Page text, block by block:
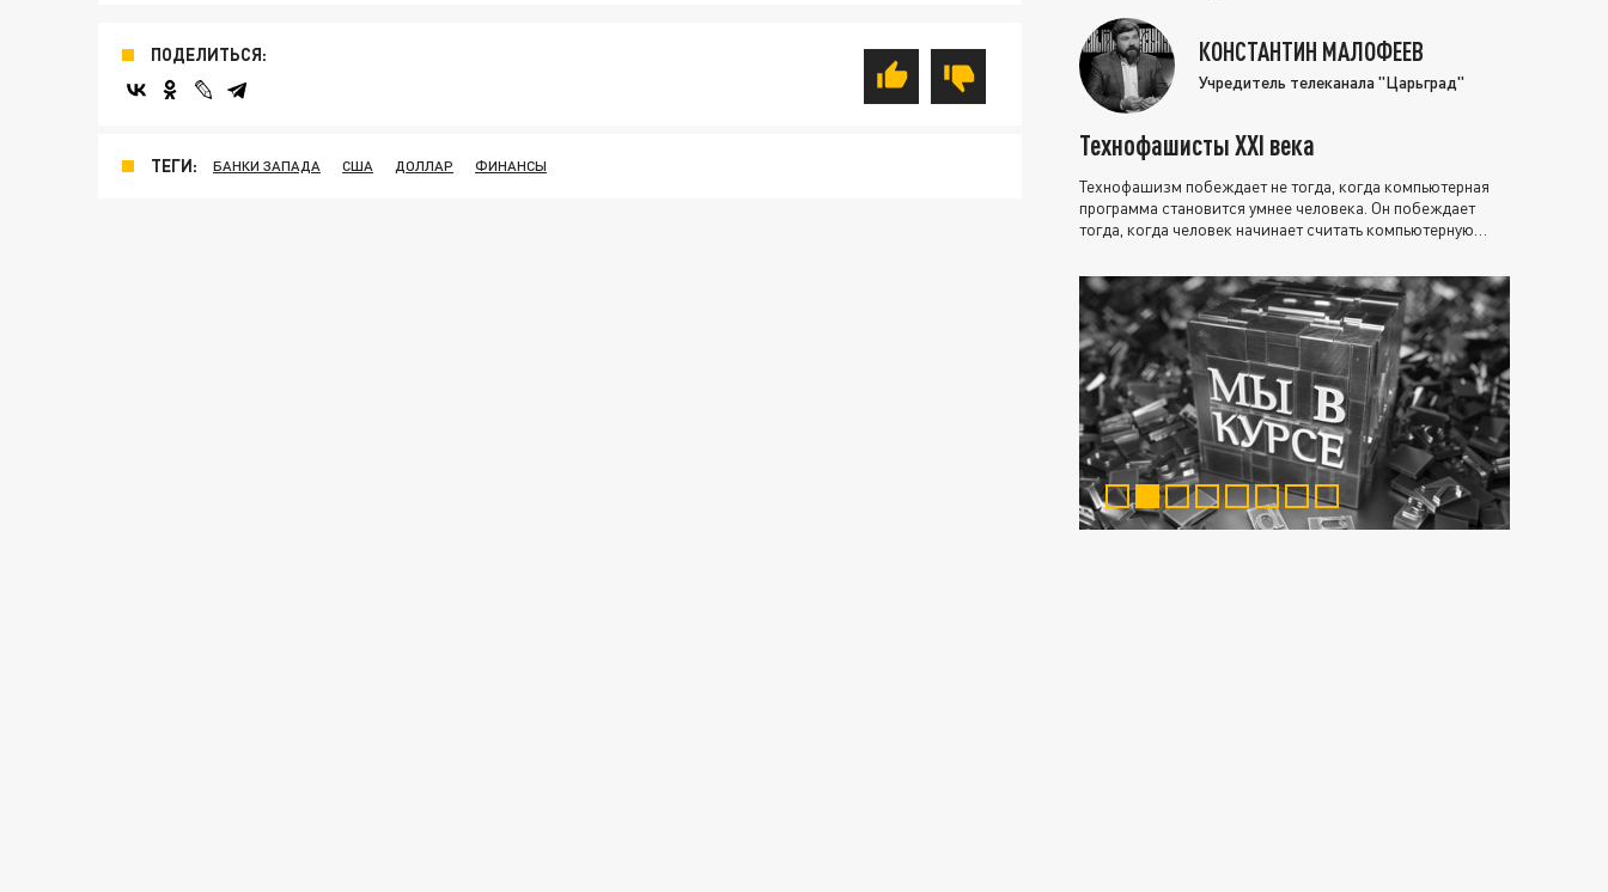
ПОДЕЛИТЬСЯ:
ТЕГИ: БАНКИ ЗАПАДА США ДОЛЛАР ФИНАНСЫ
КОНСТАНТИН МАЛОФЕЕВ
Учредитель телеканала "Царьград"
Технофашисты XXI века
Технофашизм побеждает не тогда, когда компьютерная
программа становится умнее человека. Он побеждает
тогда, когда человек начинает считать компьютерную